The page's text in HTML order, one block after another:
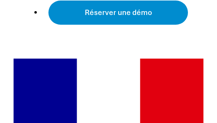
Réserver une démo